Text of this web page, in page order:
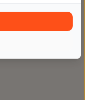
en
en
occasion